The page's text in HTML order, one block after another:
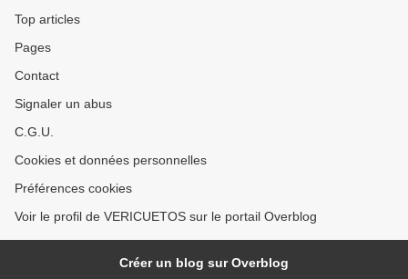
Top articles
Pages
Contact
Signaler un abus
C.G.U.
Cookies et données personnelles
Préférences cookies
Voir le profil de VERICUETOS sur le portail Overblog
Créer un blog sur Overblog